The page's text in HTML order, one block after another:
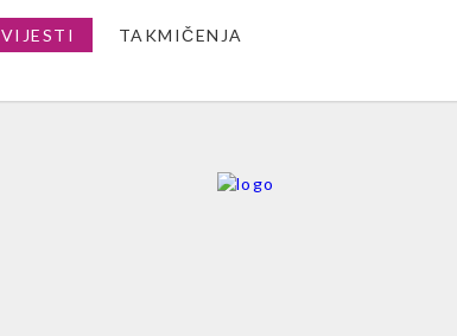
VIJESTI
TAKMIČENJA